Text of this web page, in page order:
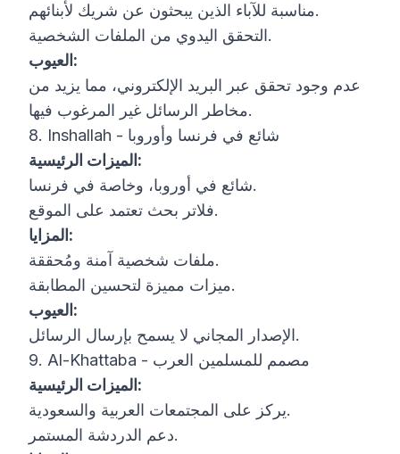
مناسبة للآباء الذين يبحثون عن شريك لأبنائهم.
التحقق اليدوي من الملفات الشخصية.
العيوب:
عدم وجود تحقق عبر البريد الإلكتروني، مما يزيد من
مخاطر الرسائل غير المرغوب فيها.
8. Inshallah - شائع في فرنسا وأوروبا
الميزات الرئيسية:
شائع في أوروبا، وخاصة في فرنسا.
فلاتر بحث تعتمد على الموقع.
المزايا:
ملفات شخصية آمنة ومُحققة.
ميزات مميزة لتحسين المطابقة.
العيوب:
الإصدار المجاني لا يسمح بإرسال الرسائل.
9. Al-Khattaba - مصمم للمسلمين العرب
الميزات الرئيسية:
يركز على المجتمعات العربية والسعودية.
دعم الدردشة المستمر.